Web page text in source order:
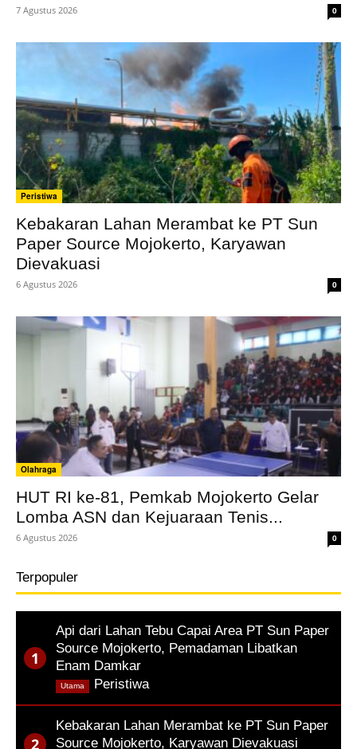
7 Agustus 2026 0
Peristiwa
Kebakaran Lahan Merambat ke PT Sun
Paper Source Mojokerto, Karyawan
Dievakuasi
6 Agustus 2026 0
Olahraga
HUT RI ke-81, Pemkab Mojokerto Gelar
Lomba ASN dan Kejuaraan Tenis...
6 Agustus 2026 0
Terpopuler
Api dari Lahan Tebu Capai Area PT Sun Paper
Source Mojokerto, Pemadaman Libatkan
Enam Damkar
Peristiwa,
Utama
Kebakaran Lahan Merambat ke PT Sun Paper
Source Mojokerto, Karyawan Dievakuasi